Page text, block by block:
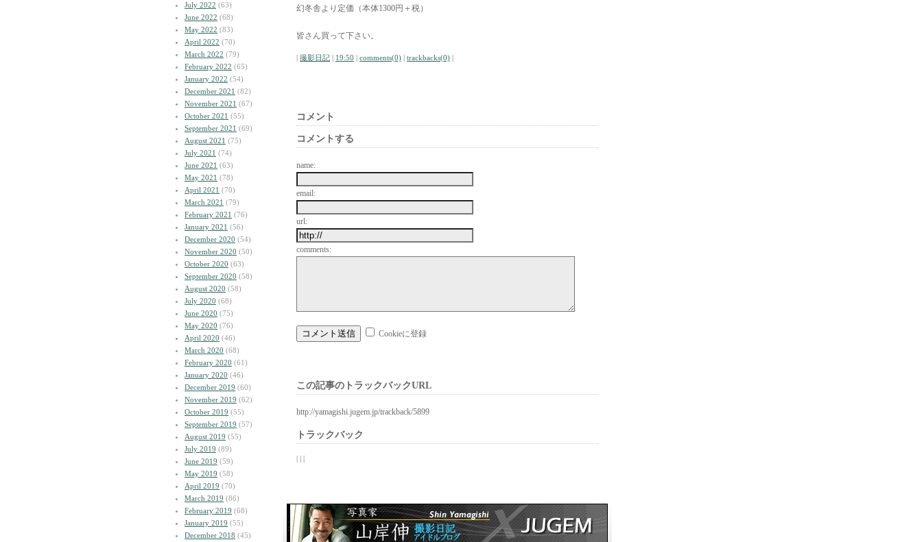
July 2022 (63)
June 2022 (68)
May 2022 (83)
April 2022 (70)
March 2022 (79)
February 2022 (65)
January 2022 (54)
December 2021 (82)
November 2021 (67)
October 2021 (55)
September 2021 (69)
August 2021 (75)
July 2021 (74)
June 2021 (63)
May 2021 (78)
April 2021 (70)
March 2021 (79)
February 2021 (76)
January 2021 (56)
December 2020 (54)
November 2020 (50)
October 2020 (63)
September 2020 (58)
August 2020 (58)
July 2020 (68)
June 2020 (75)
May 2020 (76)
April 2020 (46)
March 2020 (68)
February 2020 (61)
January 2020 (46)
December 2019 (60)
November 2019 (62)
October 2019 (55)
September 2019 (57)
August 2019 (55)
July 2019 (89)
June 2019 (59)
May 2019 (58)
April 2019 (70)
March 2019 (86)
February 2019 (68)
January 2019 (55)
December 2018 (45)
幻冬舎より定価（本体1300円＋税）
皆さん買って下さい。
| 撮影日記 | 19:50 | comments(0) | trackbacks(0) |
コメント
コメントする
name:
email:
url:
comments:
Cookieに登録
この記事のトラックバックURL
http://yamagishi.jugem.jp/trackback/5899
トラックバック
| | |